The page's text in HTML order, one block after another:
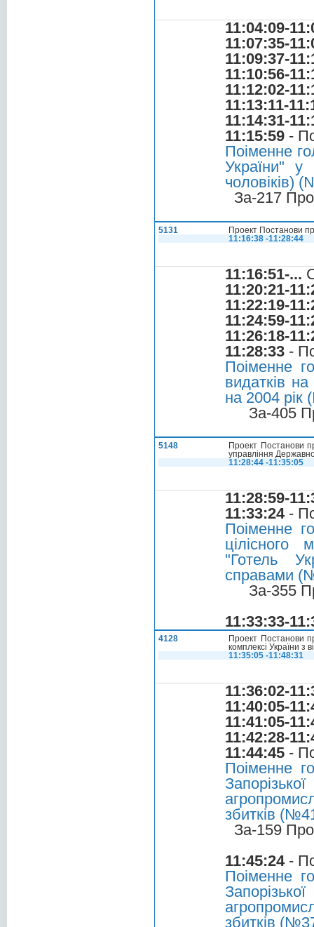
11:04:09-
11:07:35-
11:09:37-
11:10:56-
11:12:02-
11:13:11-
11:14:31-
11:15:59 -
Поіменне
України" у
чоловіків)
За-217
5131
Проект Постанови
11:16:38 -11:28:44
11:16:51-...
11:20:21-
11:22:19-
11:24:59-
11:26:18-
11:28:33 -
Поіменне
видатків
на 2004
За-405
5148
Проект Постанови
управління
11:28:44 -11:35:05
11:28:59-
11:33:24-
Поіменне
цілісного
"Готель
справами
За-355
11:33:33-
4128
Проект Постанови
комплексі України з
11:35:05 -11:48:31
11:36:02-
11:40:05-
11:41:05-
11:42:28-
11:44:45 -
Поіменне
збитків
За-159
11:45:24-
Поіменне
збитків